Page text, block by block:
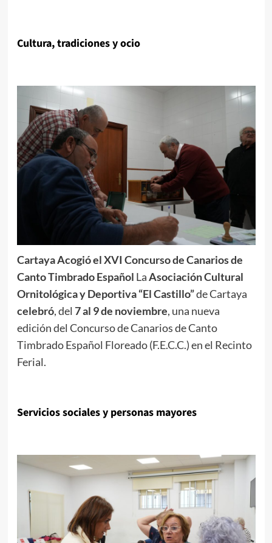
Cultura, tradiciones y ocio
Cartaya Acogió el XVI Concurso de Canarios de
Canto Timbrado Español LaAsociación Cultural
Ornitológica y Deportiva “El Castillo”de Cartaya
celebró, del 7 al 9 de noviembre, una nueva
edición del Concurso de Canarios de Canto
Timbrado Español Floreado (F.E.C.C.) en el Recinto
Ferial.
Servicios sociales y personas mayores